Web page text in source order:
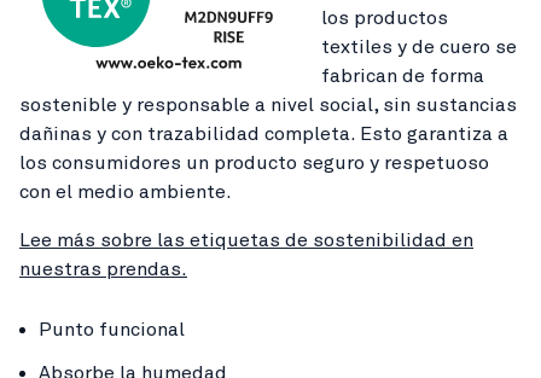
los productos
textiles y de cuero se
fabrican de forma
sostenible y responsable a nivel social, sin sustancias
dañinas y con trazabilidad completa. Esto garantiza a
los consumidores un producto seguro y respetuoso
con el medio ambiente.
Lee más sobre las etiquetas de sostenibilidad en
nuestras prendas.
Punto funcional
Absorbe la humedad